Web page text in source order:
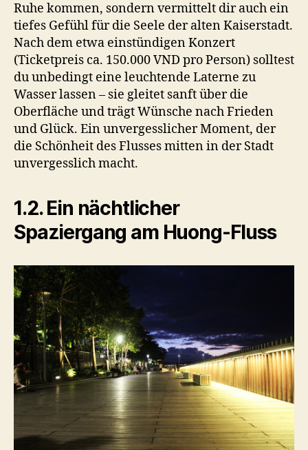
Ruhe kommen, sondern vermittelt dir auch ein
tiefes Gefühl für die Seele der alten Kaiserstadt.
Nach dem etwa einstündigen Konzert
(Ticketpreis ca. 150.000 VND pro Person) solltest
du unbedingt eine leuchtende Laterne zu
Wasser lassen – sie gleitet sanft über die
Oberfläche und trägt Wünsche nach Frieden
und Glück. Ein unvergesslicher Moment, der
die Schönheit des Flusses mitten in der Stadt
unvergesslich macht.
1.2. Ein nächtlicher
Spaziergang am Huong-Fluss